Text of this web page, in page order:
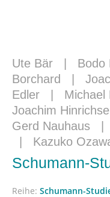
Ute Bär Bodo
Borchard
Edler
Michael
Joachim
Gerd Nauhaus
Kazuko
Schumann-
Reihe: Schumann-